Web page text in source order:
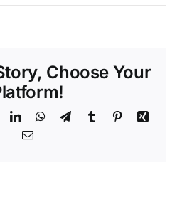
Ausg’steckt
Blockhaus
Choose Your
LinkedInWhatsApp
TelegramTumblr PinterestXing
Email